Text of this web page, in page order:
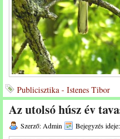
Publicisztika - Istenes Tibor
Az utolsó húsz év
Szerző: Admin Bejegyzés